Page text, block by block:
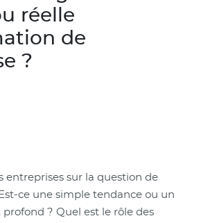
réelle
de
?
entreprises sur la question de
ce une simple tendance ou un
? Quel est le rôle des